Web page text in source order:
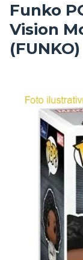
Funko
Vision
(FUNKO)